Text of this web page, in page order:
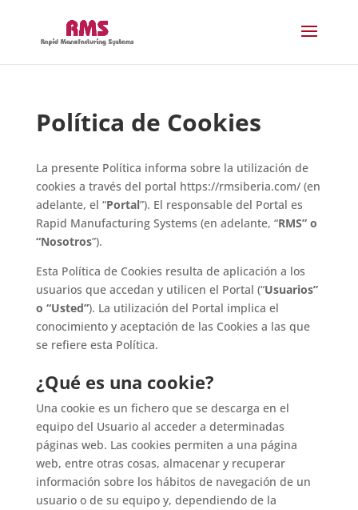
Política de Cookies
La presente Política informa sobre la utilización de
cookies a través del portal https://rmsiberia.com/ (en
adelante, el “Portal”). El responsable del Portal es
Rapid Manufacturing Systems (en adelante, “RMS” o
“Nosotros”).
Esta Política de Cookies resulta de aplicación a los
usuarios que accedan y utilicen el Portal (“Usuarios”
o “Usted”). La utilización del Portal implica el
conocimiento y aceptación de las Cookies a las que
se refiere esta Política.
¿Qué es una cookie?
Una cookie es un fichero que se descarga en el
equipo del Usuario al acceder a determinadas
páginas web. Las cookies permiten a una página
web, entre otras cosas, almacenar y recuperar
información sobre los hábitos de navegación de un
usuario o de su equipo y, dependiendo de la